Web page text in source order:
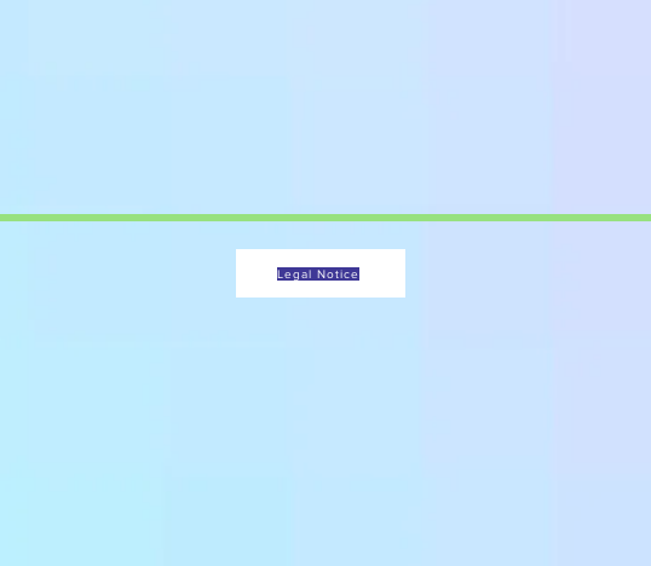
Legal Notice